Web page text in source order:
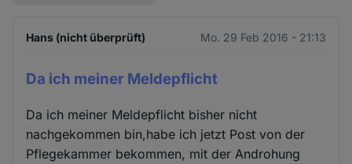
Hans (nicht überprüft) Mo. 29 Feb 2016 - 21:13
Da ich meiner Meldepflicht
Da ich meiner Meldepflicht bisher nicht
nachgekommen bin,habe ich jetzt Post von der
Pflegekammer bekommen, mit der Androhung